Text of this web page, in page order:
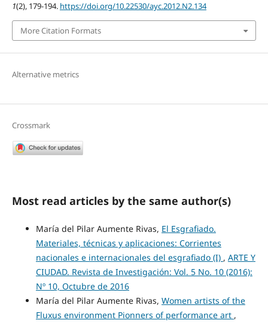
1(2), 179-194. https://doi.org/10.22530/ayc.2012.N2.134
More Citation Formats
Alternative metrics
Crossmark
Most read articles by the same author(s)
María del Pilar Aumente Rivas, El Esgrafiado.
Materiales, técnicas y aplicaciones: Corrientes
nacionales e internacionales del esgrafiado (I) , ARTE Y
CIUDAD. Revista de Investigación: Vol. 5 No. 10 (2016):
Nº 10, Octubre de 2016
María del Pilar Aumente Rivas, Women artists of the
Fluxus environment Pionners of performance art ,